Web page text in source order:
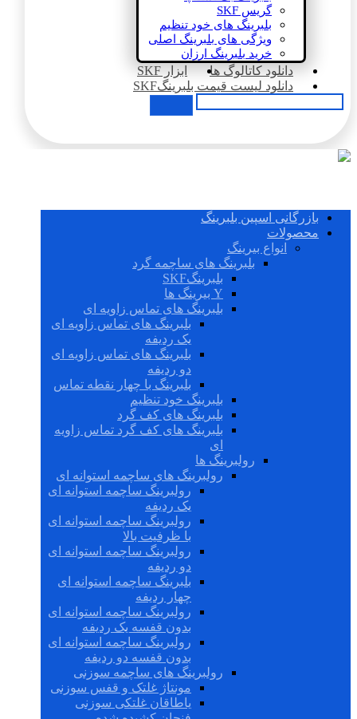
گریس SKF
بلبرینگ های خود تنظیم
ویژگی های بلبرینگ اصلی
خرید بلبرینگ ارزان
دانلود کاتالوگ ها
ابزار SKF
دانلود لیست قیمت بلبرینگSKF
بازرگانی اسپین بلبرینگ
محصولات
انواع بیرینگ
بلبرینگ های ساچمه گرد
بلبرینگSKF
Y بیرینگ ها
بلبرینگ های تماس زاویه ای
بلبرینگ های تماس زاویه ای
یک ردیفه
بلبرینگ های تماس زاویه ای
دو ردیفه
بلبرینگ با چهار نقطه تماس
بلبرینگ خود تنظیم
بلبرینگ های کف گرد
بلبرینگ های کف گرد تماس زاویه
ای
رولبرینگ ها
رولبرینگ های ساچمه استوانه ای
رولبرینگ ساچمه استوانه ای
یک ردیفه
رولبرینگ ساچمه استوانه ای
با ظرفیت بالا
رولبرینگ ساچمه استوانه ای
دو ردیفه
بلبرینگ ساچمه استوانه ای
چهار ردیفه
رولبرینگ ساچمه استوانه ای
بدون قفسه یک ردیفه
رولبرینگ ساچمه استوانه ای
بدون قفسه دو ردیفه
رولبرینگ های ساچمه سوزنی
مونتاژ غلتک و قفس سوزنی
یاطاقان غلتکی سوزنی